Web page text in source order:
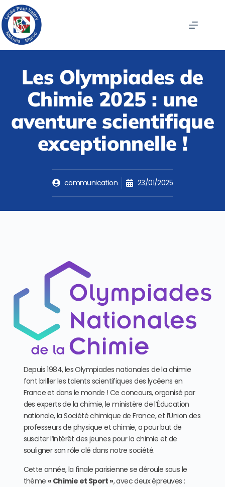
Les Olympiades de
Chimie 2025 : une
aventure scientifique
exceptionnelle !
communication 23/01/2025
Depuis 1984, les Olympiades nationales de la chimie
font briller les talents scientifiques des lycéens en
France et dans le monde ! Ce concours, organisé par
des experts de la chimie, le ministère de l’Éducation
nationale, la Société chimique de France, et l’Union des
professeurs de physique et chimie, a pour but de
susciter l’intérêt des jeunes pour la chimie et de
souligner son rôle clé dans notre société.
Cette année, la finale parisienne se déroule sous le
thème « Chimie et Sport », avec deux épreuves :